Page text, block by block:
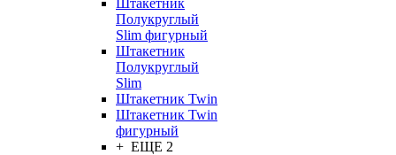
Штакетник
Полукруглый
Slim фигурный
Штакетник
Полукруглый
Slim
Штакетник Twin
Штакетник Twin
фигурный
+ ЕЩЕ 2